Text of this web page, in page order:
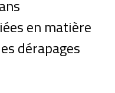
en matière
dérapages